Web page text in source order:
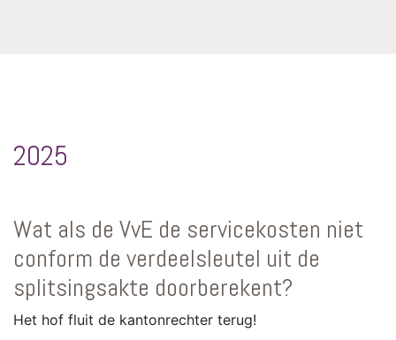
2025
Wat als de VvE de servicekosten niet
conform de verdeelsleutel uit de
splitsingsakte doorberekent?
Het hof fluit de kantonrechter terug!